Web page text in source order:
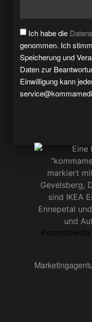
Ich habe die
genommen. Ich
Speicherung und
Daten zur
Einwilligung kann